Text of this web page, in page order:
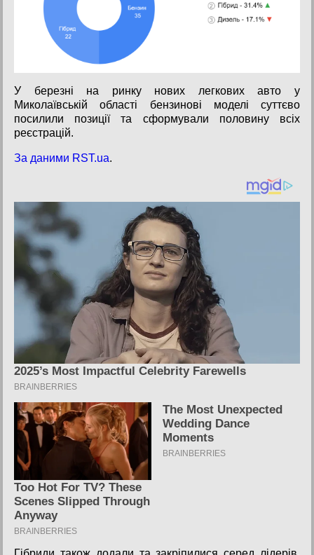
У березні на ринку нових легкових авто у
Миколаївській області бензинові моделі суттєво
посилили позиції та сформували половину всіх
реєстрацій.
За даними RST.ua.